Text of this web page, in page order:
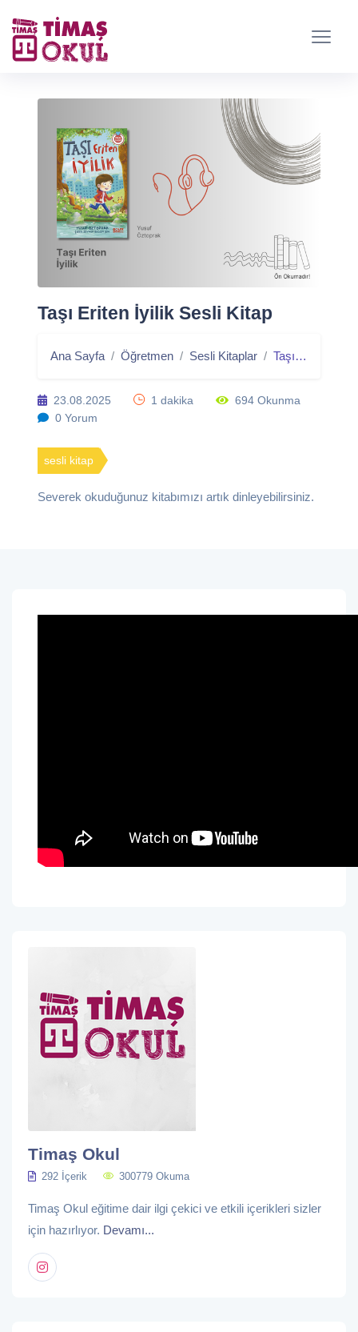
Taşı Eriten İyilik Sesli Kitap
Ana Sayfa Öğretmen Sesli Kitaplar Taşı Eriten İyilik Sesli Kitap
23.08.2025 1 dakika
694 Okunma
0 Yorum
sesli kitap
Severek okuduğunuz kitabımızı artık dinleyebilirsiniz.
Timaş Okul
292 İçerik 300779 Okuma
Timaş Okul eğitime dair ilgi çekici ve etkili içerikleri sizler
için hazırlıyor. Devamı...